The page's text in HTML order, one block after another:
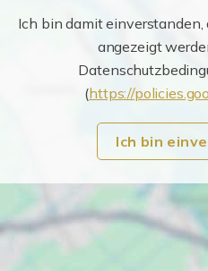
Ich bin damit einverstanden,
angezeigt
(https://
Ich bin